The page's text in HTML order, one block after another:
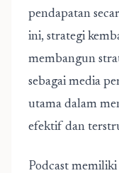
pendapatan
ini, strategi
membangun
sebagai media
utama dalam
efektif dan
Podcast